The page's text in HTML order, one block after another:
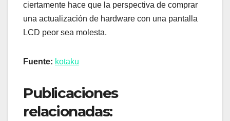
ciertamente hace que la perspectiva de comprar
una actualización de hardware con una pantalla
LCD peor sea molesta.
Fuente: kotaku
Publicaciones
relacionadas: